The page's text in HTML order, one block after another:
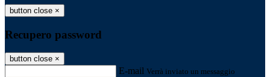
button close ×
Recupero password
button close ×
E-mail Verrà inviato un messaggio